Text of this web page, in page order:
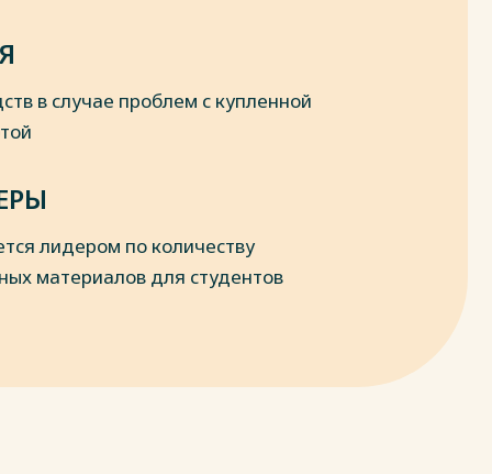
в случае проблем с купленной
лидером по количеству
материалов для студентов